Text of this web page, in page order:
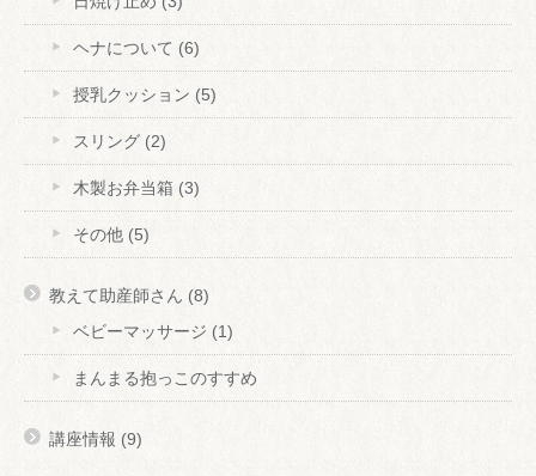
ヘナについて (6)
授乳クッション (5)
スリング (2)
木製お弁当箱 (3)
その他 (5)
教えて助産師さん (8)
ベビーマッサージ (1)
まんまる抱っこのすすめ
講座情報 (9)